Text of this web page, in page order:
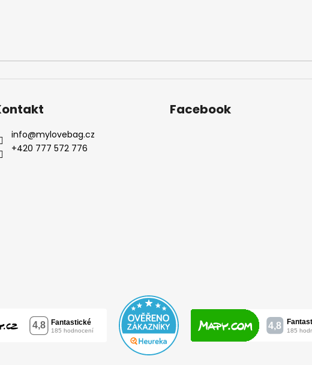
info@mylovebag.cz
+420 777 572 776
Facebook